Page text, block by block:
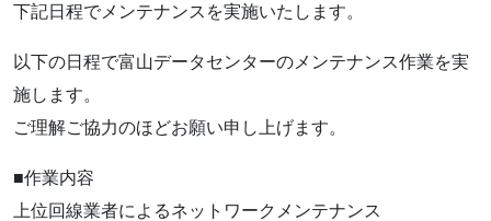
下記日程でメンテナンスを実施いたします。
以下の日程で富山データセンターのメンテナンス作業を実
施します。
ご理解ご協力のほどお願い申し上げます。
■作業内容
上位回線業者によるネットワークメンテナンス